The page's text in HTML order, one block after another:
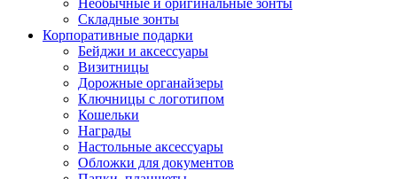
Необычные и оригинальные зонты
Складные зонты
Корпоративные подарки
Бейджи и аксессуары
Визитницы
Дорожные органайзеры
Ключницы с логотипом
Кошельки
Награды
Настольные аксессуары
Обложки для документов